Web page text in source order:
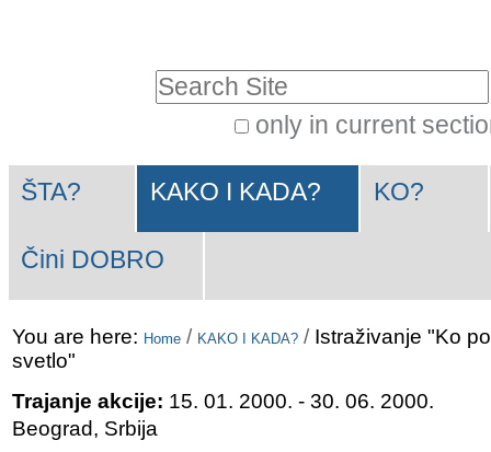
Skip
to
navigation
only in current
Search…
Navigation
ŠTA? KAKO I KADA? KO?
Čini DOBRO
You are here: Home / KAKO I KADA? / Istraživanje "Ko
svetlo"
Trajanje akcije: 15. 01. 2000. - 30. 06. 2000.
Beograd, Srbija